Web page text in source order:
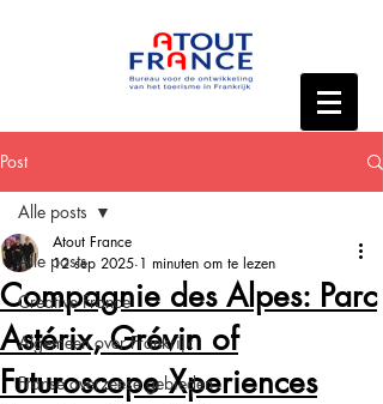
Post
Alle posts
Creative France
Algemeen over Frankrijk
Franse overzeese gebieden
Alle posts
Compagnie des Alpes: Parc
Astérix, Grévin of
Futuroscope Xperiences
Atout France
12 sep 2025 1 minuten om te lezen